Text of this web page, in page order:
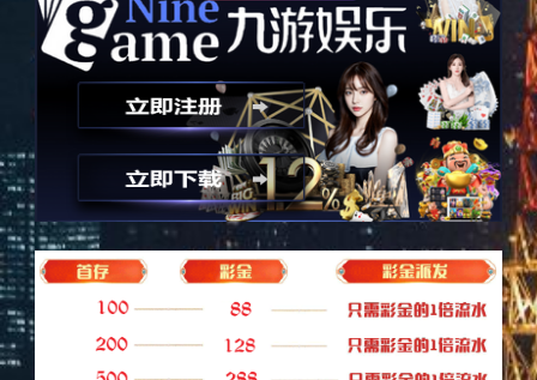
关键词： 汽车照明
汽车电子
留言咨询